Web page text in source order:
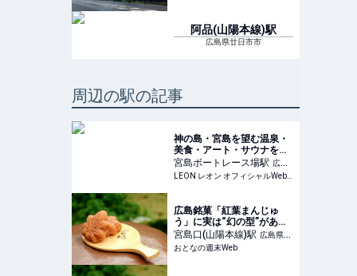
阿品(山陽本線)駅
広島県廿日市市
周辺の駅の記事
神の島・宮島を望む温泉・
美食・アート・サウナを堪
能できるカルチャー・リト
リート「HOTEL
シャルWebサイト
宮島ボートレース場駅 広島
県廿日市市
LEON レオン オフィシャルWebサイト
広島銘菓「紅葉まんじゅ
う」に実は“幻の型”があっ
た 宮島の老舗旅館が発
祥、今や誰もが知る人気和
菓子になった背景に迫る -
宮島口(山陽本線)駅 広島県廿
日市市
おとなの週末Web